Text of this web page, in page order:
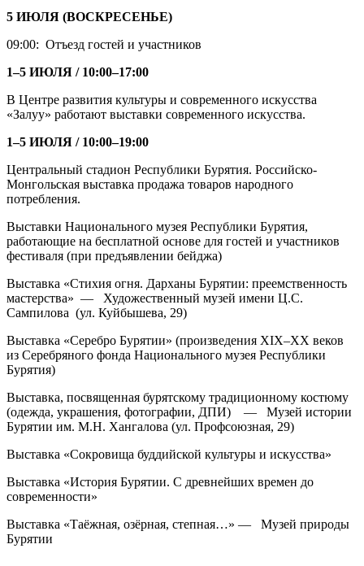
5 ИЮЛЯ (ВОСКРЕСЕНЬЕ)
09:00: Отъезд гостей и участников
1–5 ИЮЛЯ / 10:00–17:00
В Центре развития культуры и современного искусства
«Залуу» работают выставки современного искусства.
1–5 ИЮЛЯ / 10:00–19:00
Центральный стадион Республики Бурятия. Российско-
Монгольская выставка продажа товаров народного
потребления.
Выставки Национального музея Республики Бурятия,
работающие на бесплатной основе для гостей и участников
фестиваля (при предъявлении бейджа)
Выставка «Стихия огня. Дарханы Бурятии: преемственность
мастерства» — Художественный музей имени Ц.С.
Сампилова (ул. Куйбышева, 29)
Выставка «Серебро Бурятии» (произведения XIX–ХХ веков
из Серебряного фонда Национального музея Республики
Бурятия)
Выставка, посвященная бурятскому традиционному костюму
(одежда, украшения, фотографии, ДПИ) — Музей истории
Бурятии им. М.Н. Хангалова (ул. Профсоюзная, 29)
Выставка «Сокровища буддийской культуры и искусства»
Выставка «История Бурятии. С древнейших времен до
современности»
Выставка «Таёжная, озёрная, степная…» — Музей природы
Бурятии